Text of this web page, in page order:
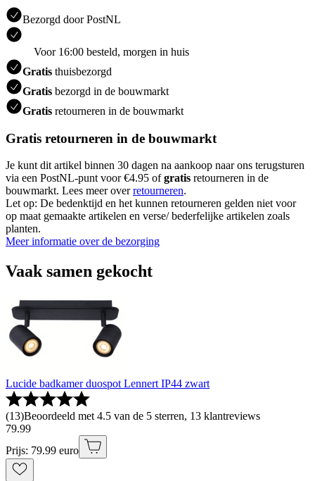
Bezorgd door PostNL
Voor 16:00 besteld, morgen in huis
Gratis thuisbezorgd
Gratis bezorgd in de bouwmarkt
Gratis retourneren in de bouwmarkt
Gratis retourneren in de bouwmarkt
Je kunt dit artikel binnen 30 dagen na aankoop naar ons terugsturen
via een PostNL-punt voor €4.95 ofgratis retourneren in de
bouwmarkt. Lees meer overretourneren.
Let op: De bedenktijd en het kunnen retourneren gelden niet voor
op maat gemaakte artikelen en verse/ bederfelijke artikelen zoals
planten.
Meer informatie over de bezorging
Vaak samen gekocht
Lucide badkamer duospot Lennert IP44 zwart
(13)Beoordeeld met 4.5 van de 5 sterren, 13 klantreviews
79.99
Prijs: 79.99 euro